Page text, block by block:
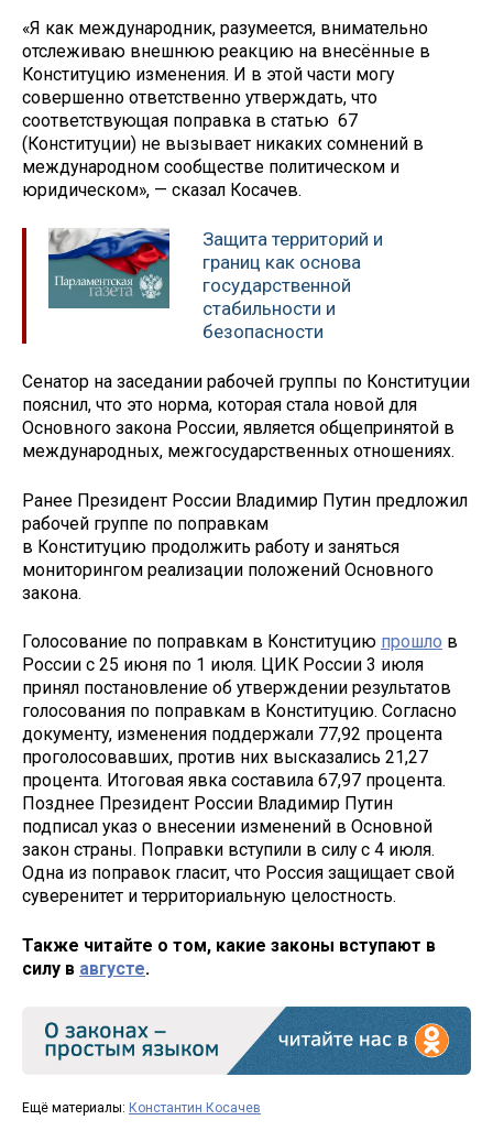
«Я как международник, разумеется, внимательно
отслеживаю внешнюю реакцию на внесённые в
Конституцию изменения. И в этой части могу
совершенно ответственно утверждать, что
соответствующая поправка в статью 67
(Конституции) не вызывает никаких сомнений в
международном сообществе политическом и
юридическом», — сказал Косачев.
Защита территорий и
границ как основа
государственной
стабильности и
безопасности
Сенатор на заседании рабочей группы по Конституции
пояснил, что это норма, которая стала новой для
Основного закона России, является общепринятой в
международных, межгосударственных отношениях.
Ранее Президент России Владимир Путин предложил
рабочей группе по поправкам
в Конституцию продолжить работу и заняться
мониторингом реализации положений Основного
закона.
Голосование по поправкам в Конституцию прошло в
России с 25 июня по 1 июля. ЦИК России 3 июля
принял постановление об утверждении результатов
голосования по поправкам в Конституцию. Согласно
документу, изменения поддержали 77,92 процента
проголосовавших, против них высказались 21,27
процента. Итоговая явка составила 67,97 процента.
Позднее Президент России Владимир Путин
подписал указ о внесении изменений в Основной
закон страны. Поправки вступили в силу с 4 июля.
Одна из поправок гласит, что Россия защищает свой
суверенитет и территориальную целостность.
Также читайте о том, какие законы вступают в
силу в августе.
Ещё материалы: Константин Косачев